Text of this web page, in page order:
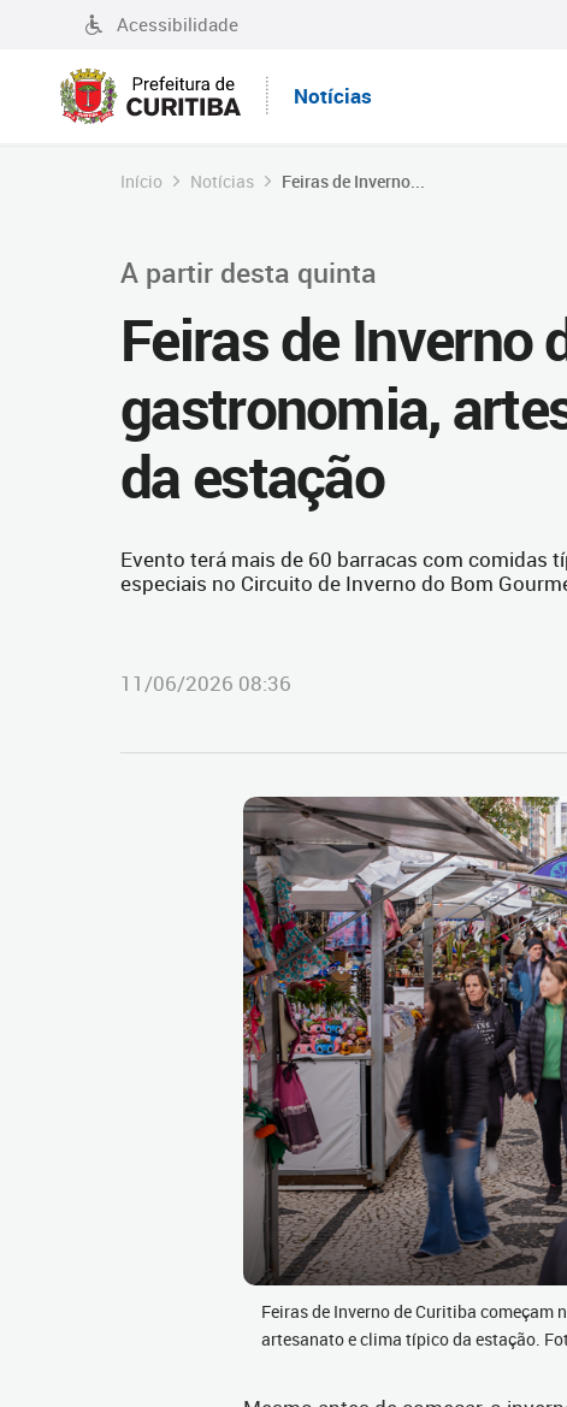
Acessibilidade
Notícias
Início Notícias Feiras de Inverno...
A partir desta quinta
Feiras de Inverno
gastronomia,
da estação
Evento terá mais de 60 barracas com comidas
especiais no Circuito de Inverno do Bom
11/06/2026 08:36
Feiras de Inverno de Curitiba
artesanato e clima típico da estação.